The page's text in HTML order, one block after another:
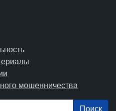
мошенничества